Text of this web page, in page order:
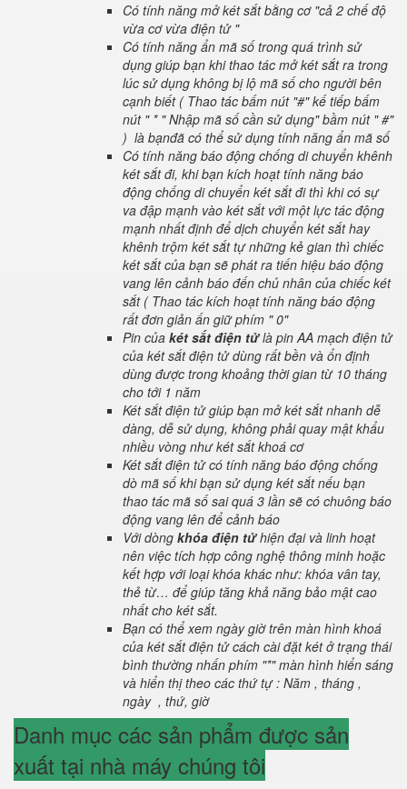
Có tính năng mở két sắt bằng cơ "cả 2 chế độ
vừa cơ vừa điện tử "
Có tính năng ẩn mã số trong quá trình sử
dụng giúp bạn khi thao tác mở két sắt ra trong
lúc sử dụng không bị lộ mã số cho người bên
cạnh biết ( Thao tác bấm nút "#" kế tiếp bấm
nút " * " Nhập mã số cần sử dụng" bầm nút " #"
) là bạnđã có thể sử dụng tính năng ẩn mã số
Có tính năng báo động chống di chuyển khênh
két sắt đi, khi bạn kích hoạt tính năng báo
động chống di chuyển két sắt đi thì khi có sự
va đập mạnh vào két sắt với một lực tác động
mạnh nhất định để dịch chuyển két sắt hay
khênh trộm két sắt tự những kẻ gian thì chiếc
két sắt của bạn sẽ phát ra tiến hiệu báo động
vang lên cảnh báo đến chủ nhân của chiếc két
sắt ( Thao tác kích hoạt tính năng báo động
rất đơn giản ấn giữ phím " 0"
Pin của két sắt điện tửlà pin AA mạch điện tử
của két sắt điện tử dùng rất bền và ổn định
dùng được trong khoảng thời gian từ 10 tháng
cho tới 1 năm
Két sắt điện tử giúp bạn mở két sắt nhanh dễ
dàng, dễ sử dụng, không phải quay mật khẩu
nhiều vòng như két sắt khoá cơ
Két sắt điện tử có tính năng báo động chống
dò mã số khi bạn sử dụng két sắt nếu bạn
thao tác mã số sai quá 3 lần sẽ có chuông báo
động vang lên để cảnh báo
Với dòng khóa điện tửhiện đại và linh hoạt
nên việc tích hợp công nghệ thông minh hoặc
kết hợp với loại khóa khác như: khóa vân tay,
thẻ từ… để giúp tăng khả năng bảo mật cao
nhất cho két sắt.
Bạn có thể xem ngày giờ trên màn hình khoá
của két sắt điện tử cách cài đặt két ở trạng thái
bình thường nhấn phím "*" màn hình hiển sáng
và hiển thị theo các thứ tự : Năm , tháng ,
ngày , thứ, giờ
Danh mục các sản phẩm được sản
xuất tại nhà máy chúng tôi